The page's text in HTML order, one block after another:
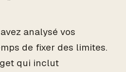
analysé vos
de fixer des limites.
qui inclut